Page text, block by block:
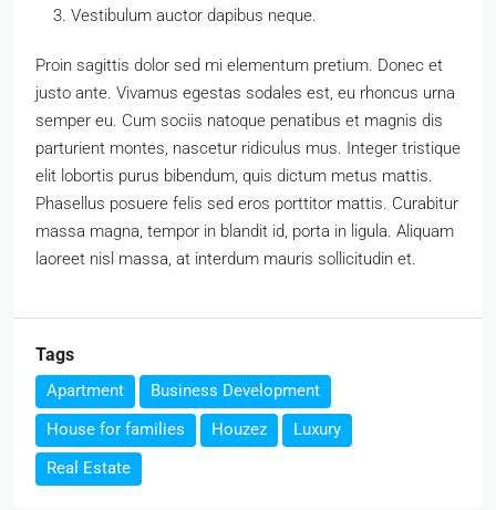
Vestibulum auctor dapibus neque.
Proin sagittis dolor sed mi elementum pretium. Donec et
justo ante. Vivamus egestas sodales est, eu rhoncus urna
semper eu. Cum sociis natoque penatibus et magnis dis
parturient montes, nascetur ridiculus mus. Integer tristique
elit lobortis purus bibendum, quis dictum metus mattis.
Phasellus posuere felis sed eros porttitor mattis. Curabitur
massa magna, tempor in blandit id, porta in ligula. Aliquam
laoreet nisl massa, at interdum mauris sollicitudin et.
Tags
Apartment
Business Development
House for families
Houzez
Luxury
Real Estate